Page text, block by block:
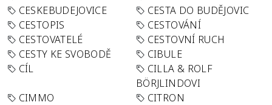
CESKEBUDEJOVICE
CESTA DO BUDĚJOVIC
CESTOPIS
CESTOVÁNÍ
CESTOVATELÉ
CESTOVNÍ RUCH
CESTY KE SVOBODĚ
CIBULE
CÍL
CILLA & ROLF
BÖRJLINDOVI
CIMMO
CITRON